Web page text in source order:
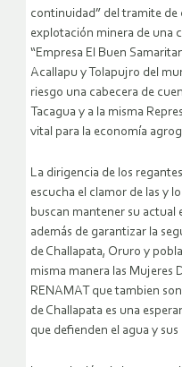
continuidad” del tramite
explotación minera de una
“Empresa El Buen
Acallapu y Tolapujro del
riesgo una cabecera de
Tacagua y a la misma
vital para la economía
La dirigencia de los
escucha el clamor de las y
buscan mantener su actual
además de garantizar la
de Challapata, Oruro y
misma manera las Mujeres
RENAMAT que tambien
de Challapata es una
que defienden el agua y